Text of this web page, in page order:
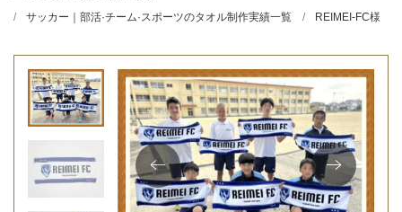
サッカー｜部活·チーム·スポーツのタオル制作実績一覧
REIMEI-FC様